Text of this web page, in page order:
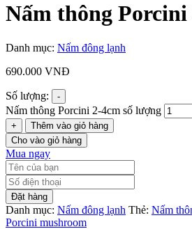
Nấm thông Porcini
Danh mục: Nấm đông lạnh
690.000 VNĐ
Số lượng: -
Nấm thông Porcini 2-4cm số lượng
+
Thêm vào giỏ hàng
Cho vào giỏ hàng
Mua ngay
Đặt hàng
Danh mục: Nấm đông lạnh Thẻ: Nấm
Porcini mushroom